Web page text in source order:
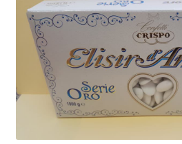
Condizioni di vendita
Consegna a Domicilio
Consegna a Domicilio